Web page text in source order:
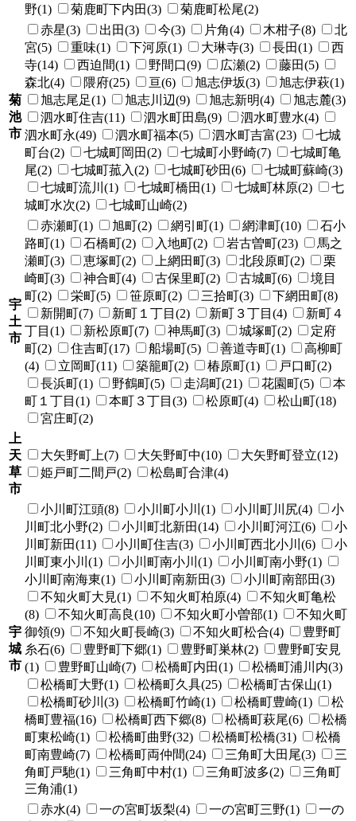
野(1)
菊鹿町下内田(3) 菊鹿町松尾(2)
菊
池
市
赤星(3) 出田(3) 今(3) 片角(4) 木柑子(8)
北
宮(5)
重味(1) 下河原(1) 大琳寺(3) 長田(1)
西
寺(14)
西迫間(1) 野間口(9) 広瀬(2)
藤田(5)
森北(4)
隈府(25) 亘(6) 旭志伊坂(3)
旭志伊萩(1)
旭志尾足(1)
旭志川辺(9) 旭志新明(4)
旭志麓(3)
泗水町住吉(11)
泗水町田島(9)
泗水町豊水(4)
泗水町永(49)
泗水町福本(5) 泗水町吉富(23)
七城
町台(2)
七城町岡田(2) 七城町小野崎(7)
七城町亀
尾(2)
七城町菰入(2) 七城町砂田(6)
七城町蘇崎(3)
七城町流川(1)
七城町橋田(1) 七城町林原(2)
七
城町水次(2)
七城町山崎(2)
宇
土
市
赤瀬町(1) 旭町(2) 網引町(1) 網津町(10)
石小
路町(1)
石橋町(2) 入地町(2) 岩古曽町(23)
馬之
瀬町(3)
恵塚町(2) 上網田町(3) 北段原町(2)
栗
崎町(3)
神合町(4) 古保里町(2) 古城町(6)
境目
町(2)
栄町(5) 笹原町(2) 三拾町(3)
下網田町(8)
新開町(7)
新町１丁目(2) 新町３丁目(4)
新町４
丁目(1)
新松原町(7) 神馬町(3) 城塚町(2)
定府
町(2)
住吉町(17) 船場町(5) 善道寺町(1)
高柳町
(4)
立岡町(11) 築籠町(2) 椿原町(1)
戸口町(2)
長浜町(1)
野鶴町(5) 走潟町(21) 花園町(5)
本
町１丁目(1)
本町３丁目(3) 松原町(4)
松山町(18)
宮庄町(2)
上
天
草
市
大矢野町上(7) 大矢野町中(10)
大矢野町登立(12)
姫戸町二間戸(2)
松島町合津(4)
宇
城
市
小川町江頭(8) 小川町小川(1) 小川町川尻(4)
小
川町北小野(2)
小川町北新田(14) 小川町河江(6)
小
川町新田(11)
小川町住吉(3) 小川町西北小川(6)
小
川町東小川(1)
小川町南小川(1)
小川町南小野(1)
小川町南海東(1)
小川町南新田(3)
小川町南部田(3)
不知火町大見(1)
不知火町柏原(4)
不知火町亀松
(8)
不知火町高良(10) 不知火町小曽部(1)
不知火町
御領(9)
不知火町長崎(3) 不知火町松合(4)
豊野町
糸石(6)
豊野町下郷(1) 豊野町巣林(2)
豊野町安見
(1)
豊野町山崎(7) 松橋町内田(1)
松橋町浦川内(3)
松橋町大野(1)
松橋町久具(25)
松橋町古保山(1)
松橋町砂川(3)
松橋町竹崎(1) 松橋町豊崎(1)
松
橋町豊福(16)
松橋町西下郷(8) 松橋町萩尾(6)
松橋
町東松崎(1)
松橋町曲野(32) 松橋町松橋(31)
松橋
町南豊崎(7)
松橋町両仲間(24) 三角町大田尾(3)
三
角町戸馳(1)
三角町中村(1) 三角町波多(2)
三角町
三角浦(1)
赤水(4) 一の宮町坂梨(4) 一の宮町三野(1)
一の